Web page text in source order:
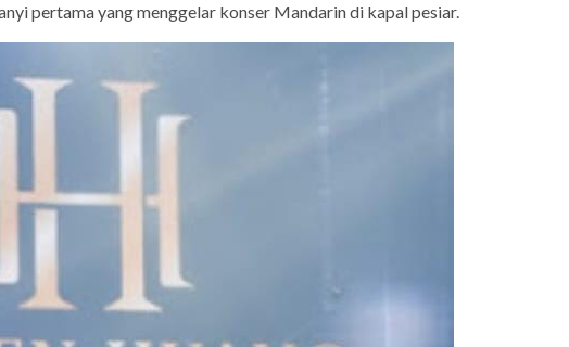
pertama yang menggelar konser Mandarin di kapal pesiar.